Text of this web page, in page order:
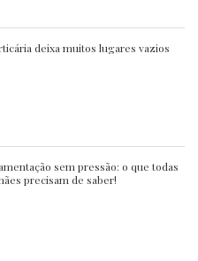
deixa muitos lugares vazios
sem pressão: o que todas
precisam de saber!